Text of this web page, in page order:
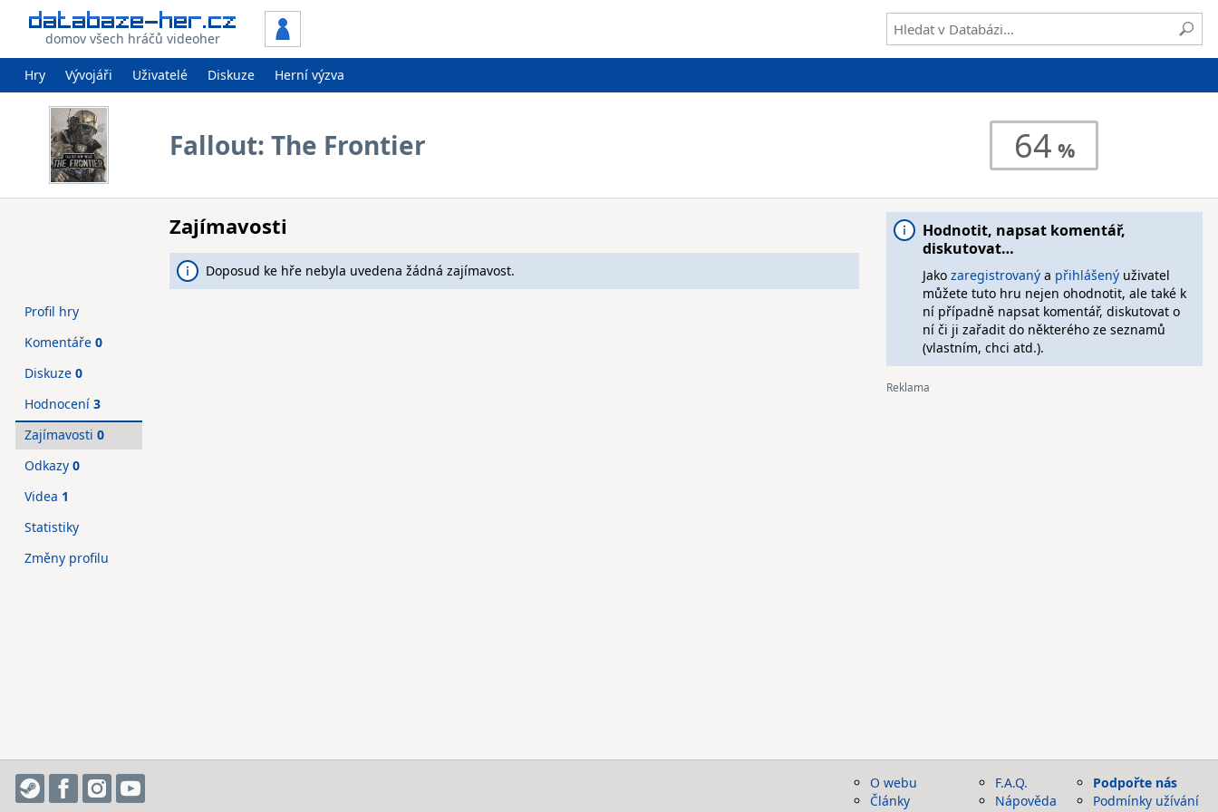
domov všech hráčů videoher
Hry Vývojáři Uživatelé Diskuze Herní výzva
Fallout: The Frontier 64
Zajímavosti
Doposud ke hře nebyla uvedena žádná zajímavost.
Profil hry
Komentáře 0
Diskuze 0
Hodnocení 3
Zajímavosti 0
Odkazy 0
Videa 1
Statistiky
Změny profilu
Hodnotit, napsat komentář,
diskutovat…
Jako zaregistrovanýa přihlášenýuživatel
můžete tuto hru nejen ohodnotit, ale také k
ní případně napsat komentář, diskutovat o
ní či ji zařadit do některého ze seznamů
(vlastním, chci atd.).
O webu
Články
F.A.Q.
Nápověda
Podpořte nás
Podmínky užívání